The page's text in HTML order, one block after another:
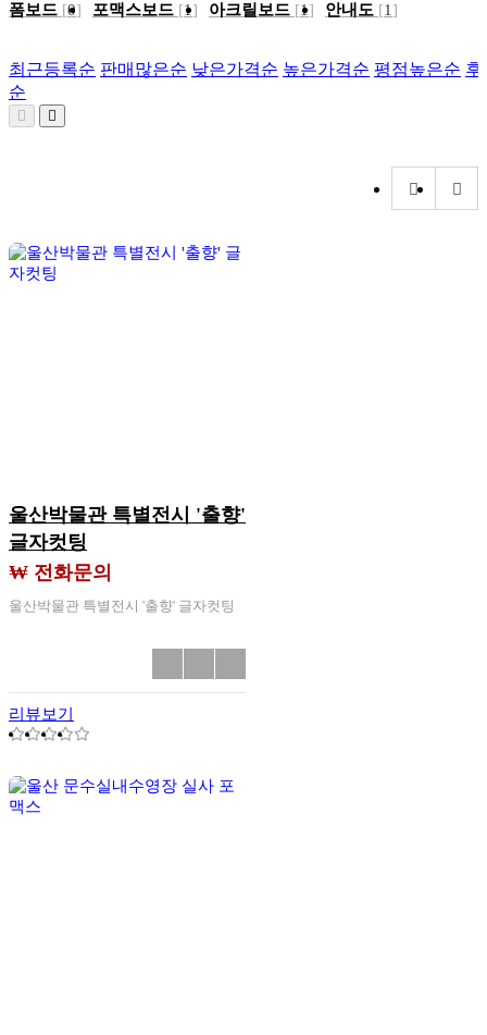
폼보드 [0] 포맥스보드 [1] 아크릴보드 [1] 안내도 [1]
최근등록순 판매많은순 낮은가격순 높은가격순 평점높은순 후
순
울산박물관 특별전시 '출향'
글자컷팅
₩ 전화문의
울산박물관 특별전시 '출향' 글자컷팅
리뷰보기